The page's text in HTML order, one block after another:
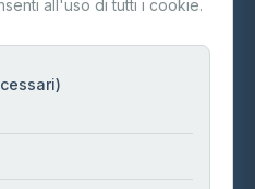
all'uso di tutti i cookie.